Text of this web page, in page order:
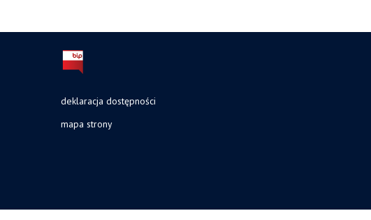
deklaracja dostępności
mapa strony